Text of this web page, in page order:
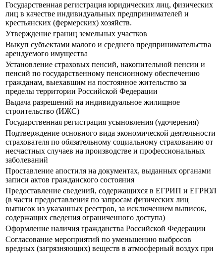
Государственная регистрация юридических лиц, физических
лиц в качестве индивидуальных предпринимателей и
крестьянских (фермерских) хозяйств.
Утверждение границ земельных участков
Выкуп субъектами малого и среднего предпринимательства
арендуемого имущества
Установление страховых пенсий, накопительной пенсии и
пенсий по государственному пенсионному обеспечению
гражданам, выехавшим на постоянное жительство за
пределы территории Российской Федерации
Выдача разрешений на индивидуальное жилищное
строительство (ИЖС)
Государственная регистрация усыновления (удочерения)
Подтверждение основного вида экономической деятельности
страхователя по обязательному социальному страхованию от
несчастных случаев на производстве и профессиональных
заболеваний
Проставление апостиля на документах, выданных органами
записи актов гражданского состояния
Предоставление сведений, содержащихся в ЕГРИП и ЕГРЮЛ
(в части предоставления по запросам физических лиц
выписок из указанных реестров, за исключением выписок,
содержащих сведения ограниченного доступа)
Оформление наличия гражданства Российской Федерации
Согласование мероприятий по уменьшению выбросов
вредных (загрязняющих) веществ в атмосферный воздух при